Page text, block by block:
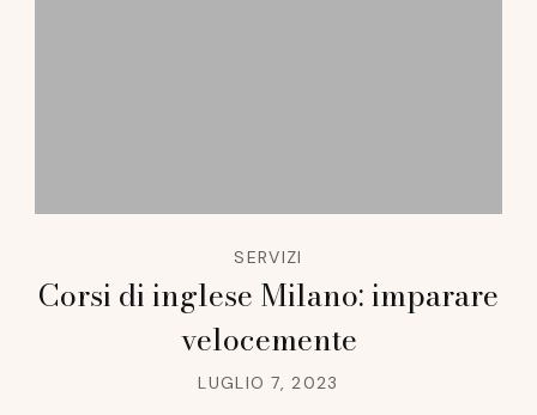
SERVIZI
Corsi di inglese Milano: imparare
velocemente
LUGLIO 7, 2023